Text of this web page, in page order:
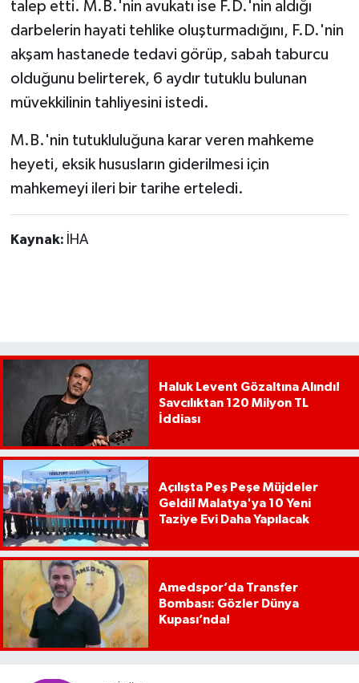
talep etti. M.B.'nin avukatı ise F.D.'nin aldığı
darbelerin hayati tehlike oluşturmadığını, F.D.'nin
akşam hastanede tedavi görüp, sabah taburcu
olduğunu belirterek, 6 aydır tutuklu bulunan
müvekkilinin tahliyesini istedi.
M.B.'nin tutukluluğuna karar veren mahkeme
heyeti, eksik hususların giderilmesi için
mahkemeyi ileri bir tarihe erteledi.
Kaynak: İHA
Haluk Levent Gözaltına Alındı!
Savcılıktan 120 Milyon TL
İddiası
Açılışta Peş Peşe Müjdeler
Geldi! Malatya'ya 10 Yeni
Taziye Evi Daha Yapılacak
Amedspor’da Transfer
Bombası: Gözler Dünya
Kupası’nda!